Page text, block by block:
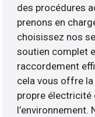
des procédures
prenons en
choisissez nos
soutien complet
raccordement
cela vous offre
propre électricité
l’environnement.